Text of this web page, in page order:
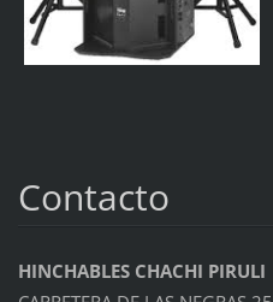
Contacto
HINCHABLES CHACHI PIRULI